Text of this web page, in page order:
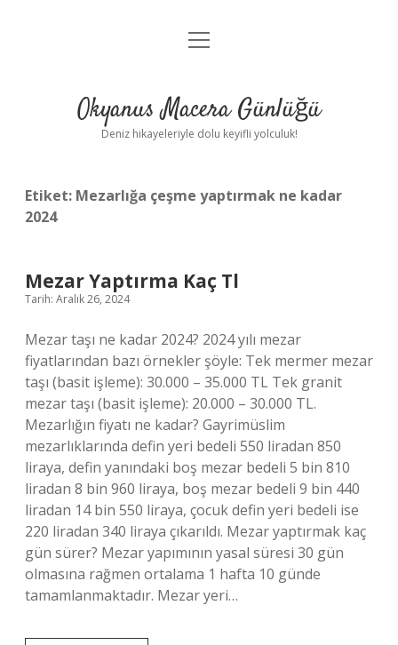
Anasayfa
Yasal Uyarı
menüyü
Okyanus Macera Günlüğü
Deniz hikayeleriyle dolu keyifli yolculuk!
Etiket: Mezarlığa çeşme yaptırmak ne kadar
2024
Mezar Yaptırma Kaç Tl
Tarih: Aralık 26, 2024
Mezar taşı ne kadar 2024? 2024 yılı mezar
fiyatlarından bazı örnekler şöyle: Tek mermer mezar
taşı (basit işleme): 30.000 – 35.000 TL Tek granit
mezar taşı (basit işleme): 20.000 – 30.000 TL.
Mezarlığın fiyatı ne kadar? Gayrimüslim
mezarlıklarında defin yeri bedeli 550 liradan 850
liraya, defin yanındaki boş mezar bedeli 5 bin 810
liradan 8 bin 960 liraya, boş mezar bedeli 9 bin 440
liradan 14 bin 550 liraya, çocuk defin yeri bedeli ise
220 liradan 340 liraya çıkarıldı. Mezar yaptırmak kaç
gün sürer? Mezar yapımının yasal süresi 30 gün
olmasına rağmen ortalama 1 hafta 10 günde
tamamlanmaktadır. Mezar yeri…